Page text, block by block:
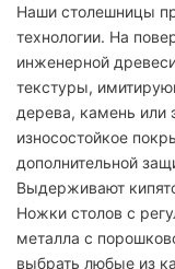
Наши столешницы
технологии. На
инженерной
текстуры,
дерева, камень или
износостойкое
дополнительной
Выдерживают
Ножки столов с
металла с
выбрать любые из